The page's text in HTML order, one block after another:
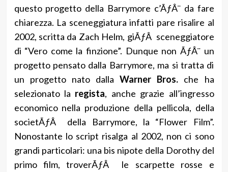
questo progetto della Barrymore c’ÃƒÂ¨ da fare
chiarezza. La sceneggiatura infatti pare risalire al
2002, scritta da Zach Helm, giÃƒÂ sceneggiatore
di “Vero come la finzione”. Dunque non ÃƒÂ¨ un
progetto pensato dalla Barrymore, ma si tratta di
un progetto nato dallaWarner Bros. che ha
selezionato la regista, anche grazie all’ingresso
economico nella produzione della pellicola, della
societÃƒÂ della Barrymore, la “Flower Film”.
Nonostante lo script risalga al 2002, non ci sono
grandi particolari: una bis nipote della Dorothy del
primo film, troverÃƒÂ le scarpette rosse e